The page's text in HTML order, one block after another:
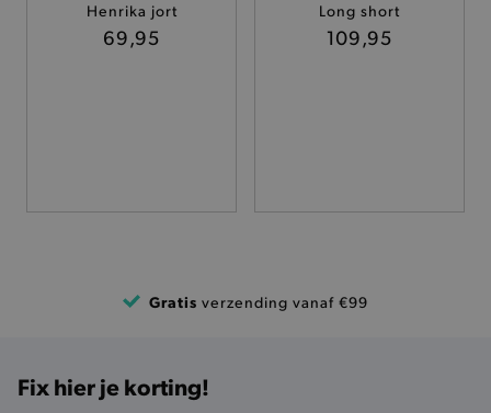
Henrika jort
69,95
Long short
109,95
Gratis verzending vanaf €99
Fix hier je korting!
FUNCTIONALITEIT
smulervaring op de site en zorgen ervoor dat de